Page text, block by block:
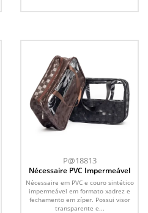
P@18813
Nécessaire PVC Impermeável
Nécessaire em PVC e couro sintético
impermeável em formato xadrez e
fechamento em zíper. Possui visor
transparente e...